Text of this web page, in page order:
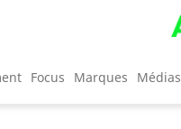
Focus Marques Médias